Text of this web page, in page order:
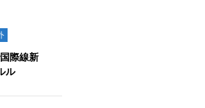
際線新
ル